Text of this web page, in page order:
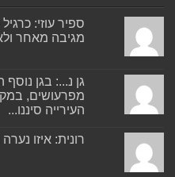
ספיר עוזי:
מגיבה מאחר
גן נ...: בגן
מפרעושים,
העירייה סיננו...
רונית: איזו